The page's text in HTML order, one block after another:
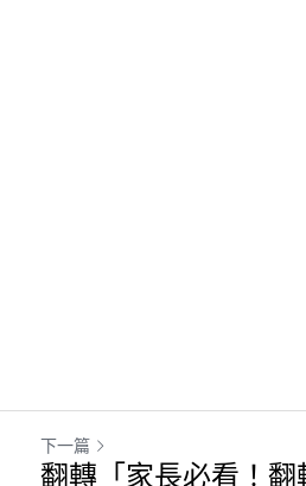
下一篇
翻轉「家長必看！